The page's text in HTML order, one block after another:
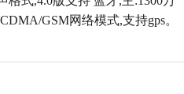
GSM网络模式,支持gps。